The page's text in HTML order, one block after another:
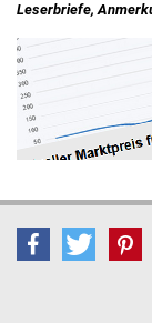
Leserbriefe,